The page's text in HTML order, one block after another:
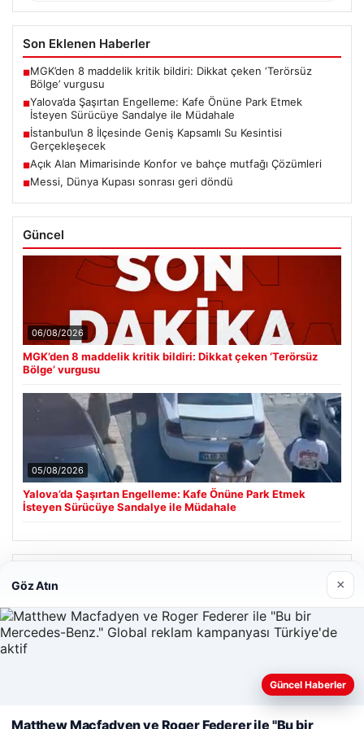
Son Eklenen Haberler
■MGK’den 8 maddelik kritik bildiri: Dikkat çeken ‘Terörsüz
Bölge’ vurgusu
■Yalova’da Şaşırtan Engelleme: Kafe Önüne Park Etmek
İsteyen Sürücüye Sandalye ile Müdahale
■İstanbul’un 8 İlçesinde Geniş Kapsamlı Su Kesintisi
Gerçekleşecek
■Açık Alan Mimarisinde Konfor ve bahçe mutfağı Çözümleri
■Messi, Dünya Kupası sonrası geri döndü
Güncel
06/08/2026
MGK’den 8 maddelik kritik bildiri: Dikkat çeken ‘Terörsüz
Bölge’ vurgusu
05/08/2026
Yalova’da Şaşırtan Engelleme: Kafe Önüne Park Etmek
İsteyen Sürücüye Sandalye ile Müdahale
Göz Atın ×
Güncel Haberler
Matthew Macfadyen ve Roger Federer ile "Bu bir